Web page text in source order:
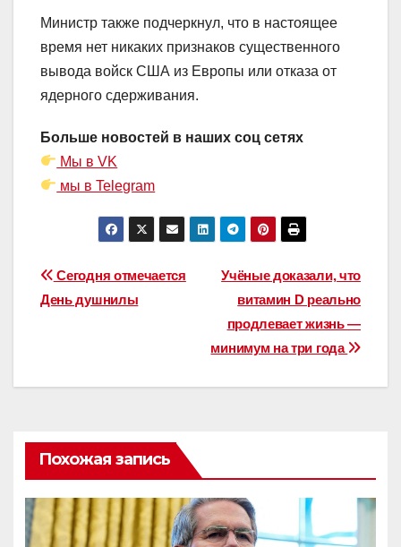
Министр также подчеркнул, что в настоящее
время нет никаких признаков существенного
вывода войск США из Европы или отказа от
ядерного сдерживания.
Больше новостей в наших соц сетях
Мы в VK
мы в Telegram
Навигация
по
Учёные доказали, что
витамин D реально
продлевает жизнь —
минимум на три года
Сегодня отмечается
День душнилы
Похожая запись